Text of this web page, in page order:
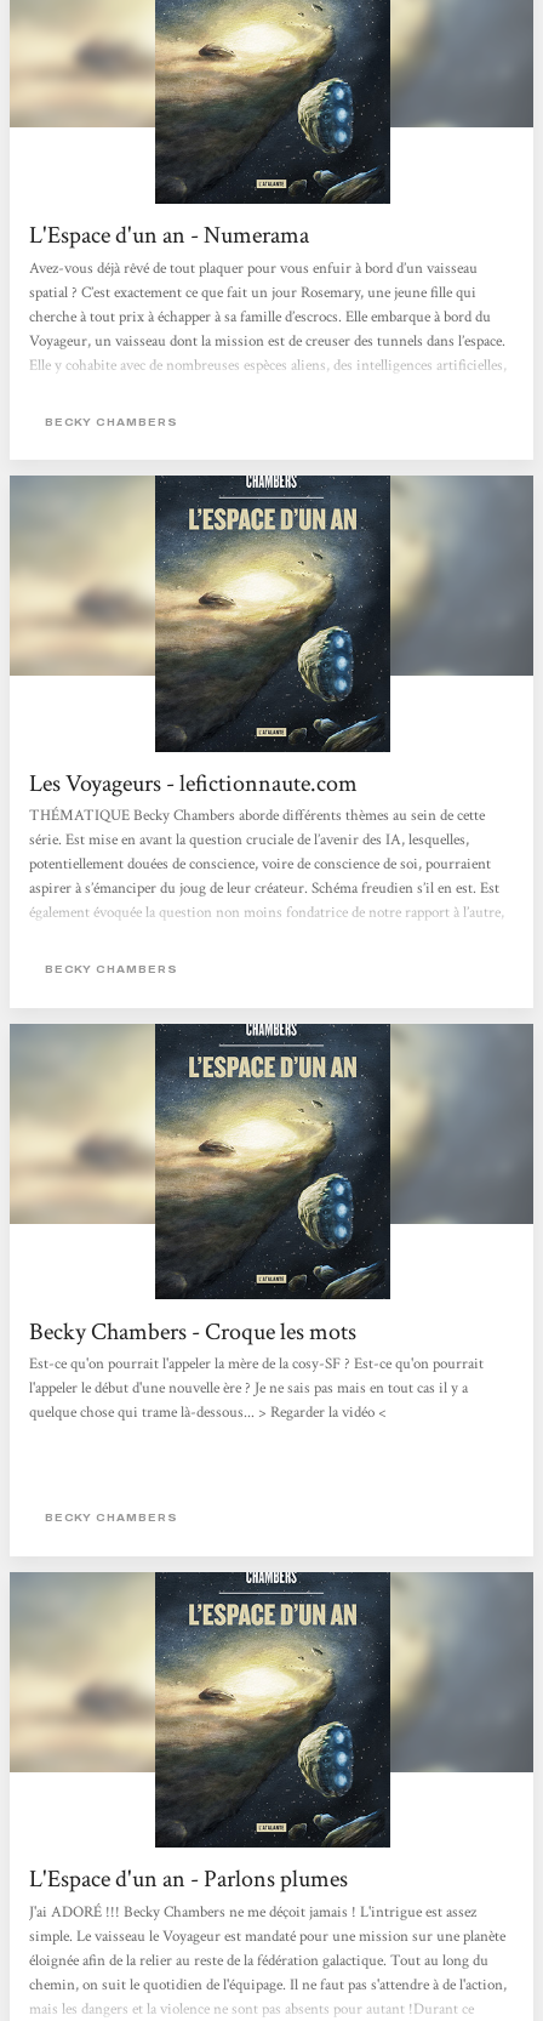
L'Espace d'un an - Numerama
Avez-vous déjà rêvé de tout plaquer pour vous enfuir à bord d’un vaisseau
spatial ? C’est exactement ce que fait un jour Rosemary, une jeune fille qui
cherche à tout prix à échapper à sa famille d’escrocs. Elle embarque à bord du
Voyageur, un vaisseau dont la mission est de creuser des tunnels dans l’espace.
Elle y cohabite avec de nombreuses espèces aliens, des intelligences artificielles,
dont on ressort avec énormément de joie et d’énergie. Becky Chambers signe
BECKY CHAMBERS
Les Voyageurs - lefictionnaute.com
THÉMATIQUE Becky Chambers aborde différents thèmes au sein de cette
série. Est mise en avant la question cruciale de l’avenir des IA, lesquelles,
potentiellement douées de conscience, voire de conscience de soi, pourraient
aspirer à s’émanciper du joug de leur créateur. Schéma freudien s’il en est. Est
également évoquée la question non moins fondatrice de notre rapport à l’autre,
d’autres espèces intelligentes, les intells. Enfin se pose le délicat problème de...
BECKY CHAMBERS
Becky Chambers - Croque les mots
Est-ce qu'on pourrait l'appeler la mère de la cosy-SF ? Est-ce qu'on pourrait
l'appeler le début d'une nouvelle ère ? Je ne sais pas mais en tout cas il y a
quelque chose qui trame là-dessous... > Regarder la vidéo <
BECKY CHAMBERS
L'Espace d'un an - Parlons plumes
J'ai ADORÉ !!! Becky Chambers ne me déçoit jamais ! L'intrigue est assez
simple. Le vaisseau le Voyageur est mandaté pour une mission sur une planète
éloignée afin de la relier au reste de la fédération galactique. Tout au long du
chemin, on suit le quotidien de l'équipage. Il ne faut pas s'attendre à de l'action,
mais les dangers et la violence ne sont pas absents pour autant !Durant ce